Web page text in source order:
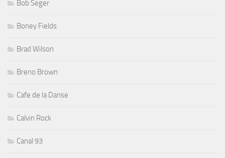
Bob Seger
Boney Fields
Brad Wilson
Breno Brown
Cafe de la Danse
Calvin Rock
Canal 93